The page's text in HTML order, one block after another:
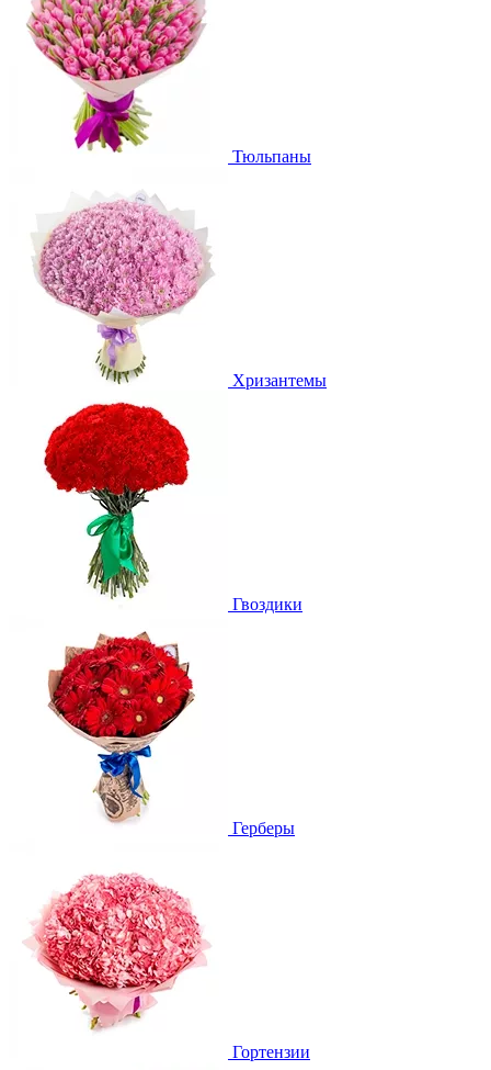
Тюльпаны
Хризантемы
Гвоздики
Герберы
Гортензии